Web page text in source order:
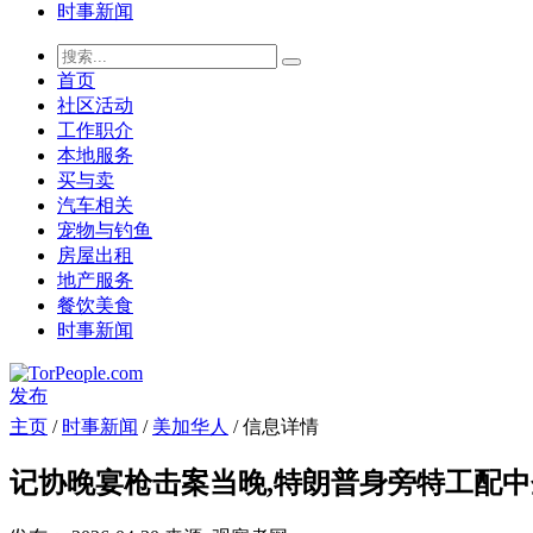
时事新闻
首页
社区活动
工作职介
本地服务
买与卖
汽车相关
宠物与钓鱼
房屋出租
地产服务
餐饮美食
时事新闻
发布
主页 / 时事新闻 / 美加华人 / 信息详情
记协晚宴枪击案当晚,特朗普身旁特工配